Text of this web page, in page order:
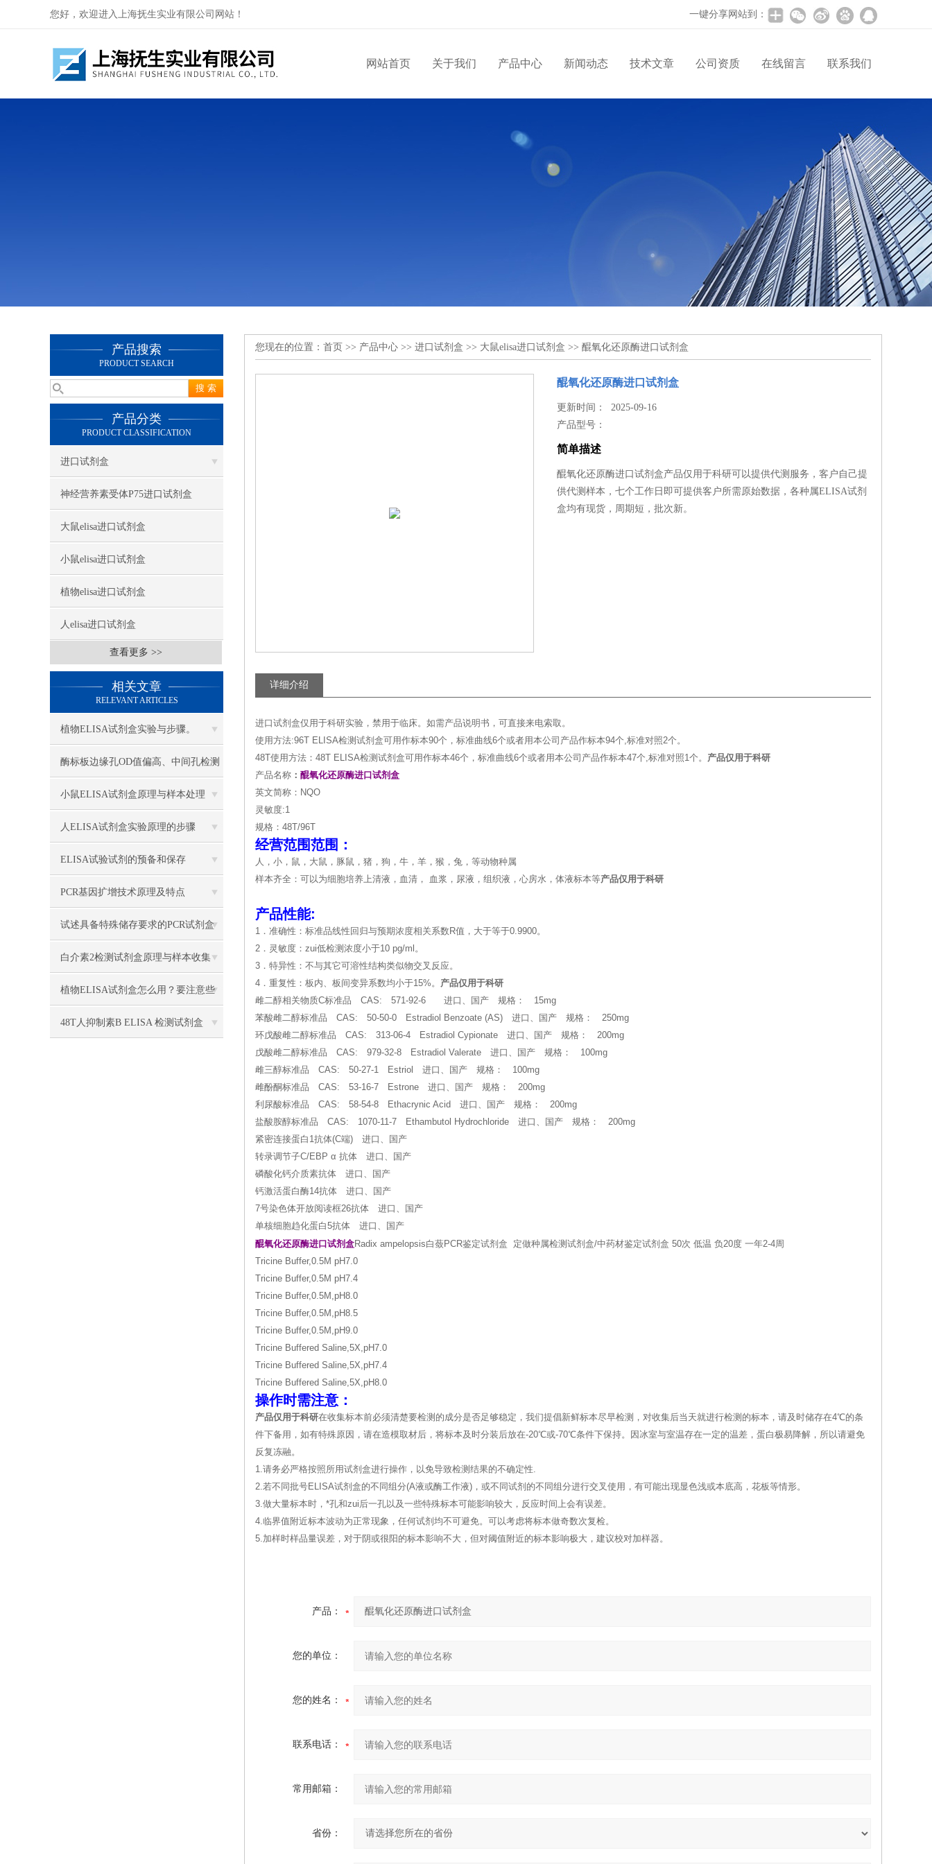
您好，欢迎进入上海抚生实业有限公司网站！ 一键分享网站到：
网站首页 关于我们 产品中心 新闻动态 技术文章 公司资质 在线留言 联系我们
产品搜索
PRODUCT SEARCH
产品分类
PRODUCT CLASSIFICATION
进口试剂盒
神经营养素受体P75进口试剂盒
大鼠elisa进口试剂盒
小鼠elisa进口试剂盒
植物elisa进口试剂盒
人elisa进口试剂盒
查看更多 >>
相关文章
RELEVANT ARTICLES
植物ELISA试剂盒实验与步骤。
酶标板边缘孔OD值偏高、中间孔检测
结果稳定，采取哪些措施缓解边缘效
应
小鼠ELISA试剂盒原理与样本处理
人ELISA试剂盒实验原理的步骤
ELISA试验试剂的预备和保存
PCR基因扩增技术原理及特点
试述具备特殊储存要求的PCR试剂盒
类别
白介素2检测试剂盒原理与样本收集
植物ELISA试剂盒怎么用？要注意些
什么？
48T人抑制素B ELISA 检测试剂盒
您现在的位置： 首页 >> 产品中心 >> 进口试剂盒 >> 大鼠elisa进口试剂盒 >> 醌氧化还原酶进口试剂盒
醌氧化还原酶进口试剂盒
更新时间： 2025-09-16
产品型号：
简单描述
醌氧化还原酶进口试剂盒产品仅用于科研可以提供代测服务，客户自己提
供代测样本，七个工作日即可提供客户所需原始数据，各种属ELISA试剂
盒均有现货，周期短，批次新。
详细介绍
进口试剂盒仅用于科研实验，禁用于临床。如需产品说明书，可直接来电索取。
使用方法:96T ELISA检测试剂盒可用作标本90个，标准曲线6个或者用本公司产品作标本94个,标准对照2个。
48T使用方法：48T ELISA检测试剂盒可用作标本46个，标准曲线6个或者用本公司产品作标本47个,标准对照1个。 产品仅用于科研
产品名称 ： 醌氧化还原酶进口试剂盒
英文简称：NQO
灵敏度:1
规格：48T/96T
经营范围范围：
人，小，鼠，大鼠，豚鼠，猪，狗，牛，羊，猴，兔，等动物种属
样本齐全：可以为细胞培养上清液，血清， 血浆，尿液，组织液，心房水，体液标本等产品仅用于科研
产品性能:
1．准确性：标准品线性回归与预期浓度相关系数R值，大于等于0.9900。
2．灵敏度：zui低检测浓度小于10 pg/ml。
3．特异性：不与其它可溶性结构类似物交叉反应。
4．重复性：板内、板间变异系数均小于15%。 产品仅用于科研
雌二醇相关物质C标准品 CAS: 571-92-6 进口、国产 规格： 15mg
苯酸雌二醇标准品 CAS: 50-50-0 Estradiol Benzoate (AS) 进口、国产 规格： 250mg
环戊酸雌二醇标准品 CAS: 313-06-4 Estradiol Cypionate 进口、国产 规格： 200mg
戊酸雌二醇标准品 CAS: 979-32-8 Estradiol Valerate 进口、国产 规格： 100mg
雌三醇标准品 CAS: 50-27-1 Estriol 进口、国产 规格： 100mg
雌酚酮标准品 CAS: 53-16-7 Estrone 进口、国产 规格： 200mg
利尿酸标准品 CAS: 58-54-8 Ethacrynic Acid 进口、国产 规格： 200mg
盐酸胺醇标准品 CAS: 1070-11-7 Ethambutol Hydrochloride 进口、国产 规格： 200mg
紧密连接蛋白1抗体(C端) 进口、国产
转录调节子C/EBP α 抗体 进口、国产
磷酸化钙介质素抗体 进口、国产
钙激活蛋白酶14抗体 进口、国产
7号染色体开放阅读框26抗体 进口、国产
单核细胞趋化蛋白5抗体 进口、国产
醌氧化还原酶进口试剂盒Radix ampelopsis白蔹PCR鉴定试剂盒 定做种属检测试剂盒/中药材鉴定试剂盒 50次 低温 负20度 一年2-4周
Tricine Buffer,0.5M pH7.0
Tricine Buffer,0.5M pH7.4
Tricine Buffer,0.5M,pH8.0
Tricine Buffer,0.5M,pH8.5
Tricine Buffer,0.5M,pH9.0
Tricine Buffered Saline,5X,pH7.0
Tricine Buffered Saline,5X,pH7.4
Tricine Buffered Saline,5X,pH8.0
操作时需注意：
产品仅用于科研在收集标本前必须清楚要检测的成分是否足够稳定，我们提倡新鲜标本尽早检测，对收集后当天就进行检测的标本，请及时储存在4℃的条
件下备用，如有特殊原因，请在造模取材后，将标本及时分装后放在-20℃或-70℃条件下保持。因冰室与室温存在一定的温差，蛋白极易降解，所以请避免
反复冻融。
1.请务必严格按照所用试剂盒进行操作，以免导致检测结果的不确定性.
2.若不同批号ELISA试剂盒的不同组分(A液或酶工作液)，或不同试剂的不同组分进行交叉使用，有可能出现显色浅或本底高，花板等情形。
3.做大量标本时，*孔和zui后一孔以及一些特殊标本可能影响较大，反应时间上会有误差。
4.临界值附近标本波动为正常现象，任何试剂均不可避免。可以考虑将标本做奇数次复检。
5.加样时样品量误差，对于阴或很阳的标本影响不大，但对阈值附近的标本影响极大，建议校对加样器。
产品：
您的单位：
您的姓名：
联系电话：
常用邮箱：
省份：